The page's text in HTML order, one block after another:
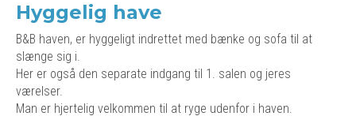
Hyggelig have
B&B haven, er hyggeligt indrettet med bænke og sofa til at
slænge sig i.
Her er også den separate indgang til 1. salen og jeres
værelser.
Man er hjertelig velkommen til at ryge udenfor i haven.